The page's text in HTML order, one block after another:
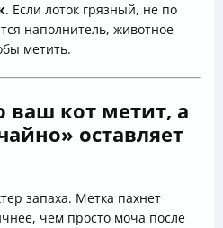
. Если лоток грязный, не по
наполнитель, животное
метить.
ваш кот метит, а
оставляет
запаха. Метка пахнет
чем просто моча после